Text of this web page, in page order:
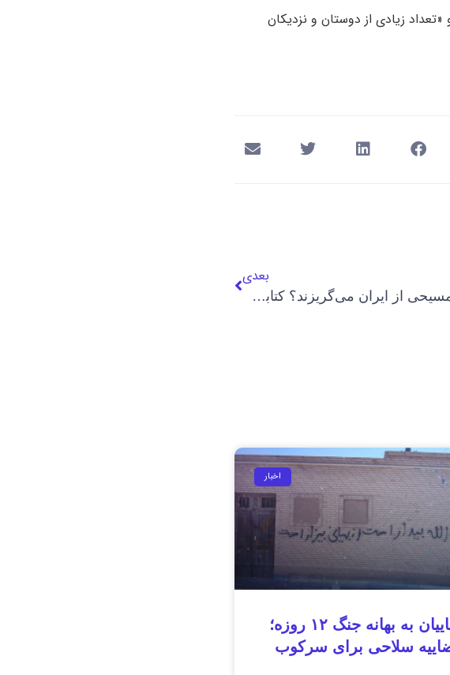
«تعداد زیادی از دوستان و نزدیکان
بعدی
چرا نوکیشان مسیحی از ایران می‌گریزند؟ کتابی پر از داستان‌های تلخ واقعی
اخبار
آزار بهاییان به بهانه جنگ ۱۲ روزه؛
سلاحی برای سرکوب